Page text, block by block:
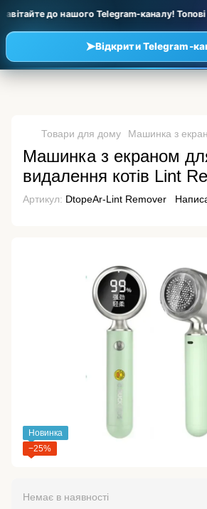
до нашого Telegram-каналу! Топові
➤Відкрити Telegram-
Товари для дому Машинка з
Машинка з екраном
видалення котів Lint
Артикул: DtopeAr-Lint Remover
Новинка
−25%
Немає в наявності